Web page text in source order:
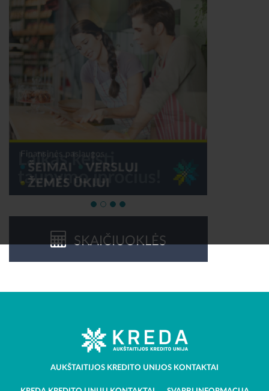
SKAIČIUOKLĖS
AUKŠTAITIJOS KREDITO UNIJOS KONTAKTAI